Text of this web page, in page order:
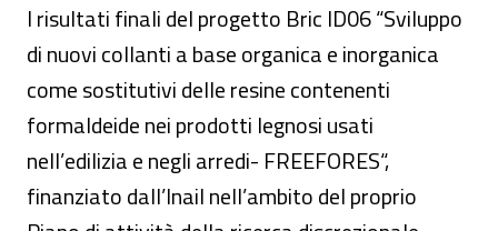
I risultati finali del progetto Bric ID06 “Sviluppo
di nuovi collanti a base organica e inorganica
come sostitutivi delle resine contenenti
formaldeide nei prodotti legnosi usati
nell’edilizia e negli arredi- FREEFORES“,
finanziato dall’Inail nell’ambito del proprio